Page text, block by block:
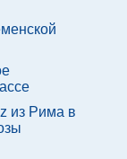
из Рима в